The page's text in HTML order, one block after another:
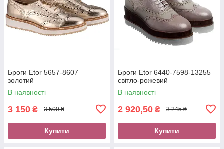
Броги Etor 5657-8607
золотий
В наявності
3 150 ₴ 3 500 ₴
Купити
Броги Etor 6440-7598-13255
світло-рожевий
В наявності
2 920,50 ₴ 3 245 ₴
Купити